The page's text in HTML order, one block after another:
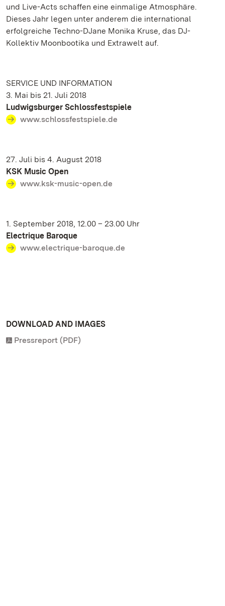
und Live-Acts schaffen eine einmalige Atmosphäre.
Dieses Jahr legen unter anderem die international
erfolgreiche Techno-DJane Monika Kruse, das DJ-
Kollektiv Moonbootika und Extrawelt auf.
SERVICE UND INFORMATION
3. Mai bis 21. Juli 2018
Ludwigsburger Schlossfestspiele
www.schlossfestspiele.de
27. Juli bis 4. August 2018
KSK Music Open
www.ksk-music-open.de
1. September 2018, 12.00 – 23.00 Uhr
Electrique Baroque
www.electrique-baroque.de
DOWNLOAD AND IMAGES
Pressreport (PDF)